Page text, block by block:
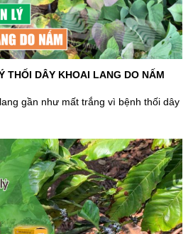
THỐI DÂY KHOAI LANG DO NẤM
gần như mất trắng vì bệnh thối dây